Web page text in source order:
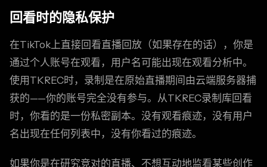
回看时的隐私保护
在TikTok上直接回看直播回放（如果存在的话），你是
通过个人账号在观看，用户名可能出现在观看分析中。
使用TKREC时，录制是在原始直播期间由云端服务器捕
获的——你的账号完全没有参与。从TKREC录制库回看
时，你看的是一份私密副本。没有观看痕迹，没有用户
名出现在任何列表中，没有你看过的痕迹。
如果你是在研究竞对的直播、不想互动地监看某些创作